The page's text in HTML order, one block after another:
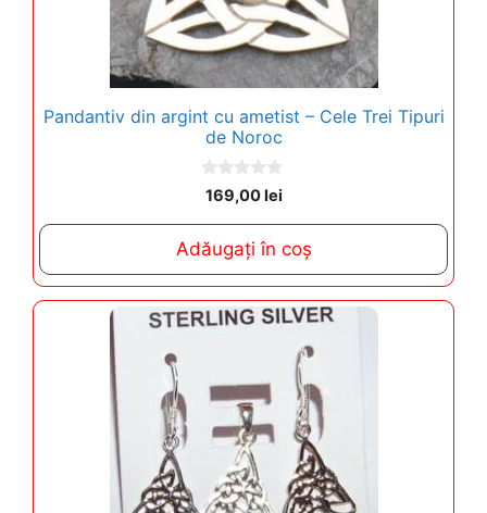
Pandantiv din argint cu ametist – Cele Trei Tipuri
de Noroc
0
o
o
5
169,00lei
Adăugați în coș